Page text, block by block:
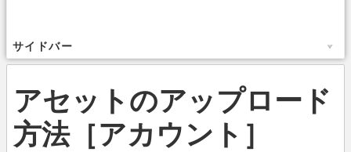
サイドバー
アセットのアップロード
方法［アカウント］